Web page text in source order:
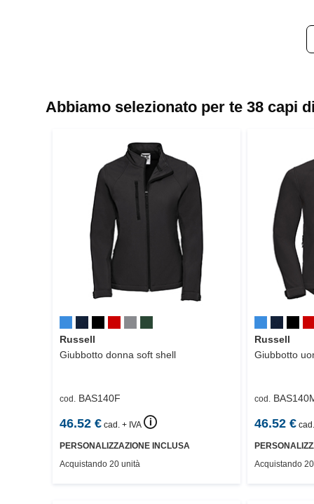
Abbiamo selezionato per te 38 capi
Russell
Giubbotto donna soft shell
cod. BAS140F
46.52 € cad. + IVA 🛈
PERSONALIZZAZIONE INCLUSA
Acquistando 20 unità
Russell
Giubbotto
cod.
46.52€
Acquistando